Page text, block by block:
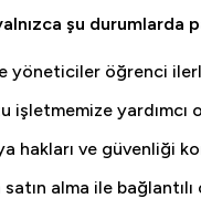
şu durumlarda
yöneticiler öğrenci
işletmemize
hakları ve güvenliği
alma ile bağlantılı